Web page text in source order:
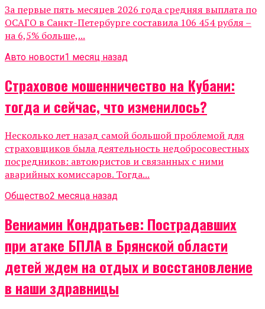
За первые пять месяцев 2026 года средняя выплата по
ОСАГО в Санкт-Петербурге составила 106 454 рубля –
на 6,5% больше,...
Авто новости1 месяц назад
Страховое мошенничество на Кубани:
тогда и сейчас, что изменилось?
Несколько лет назад самой большой проблемой для
страховщиков была деятельность недобросовестных
посредников: автоюристов и связанных с ними
аварийных комиссаров. Тогда...
Общество2 месяца назад
Вениамин Кондратьев: Пострадавших
при атаке БПЛА в Брянской области
детей ждем на отдых и восстановление
в наши здравницы